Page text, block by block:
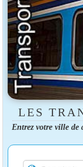
LES
Entrez votre ville de